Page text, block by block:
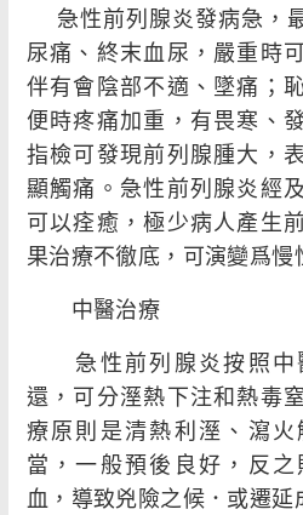
綜合
疾病
急性前列腺炎發病急，
尿痛、終末血尿，嚴重時
伴有會陰部不適、墜痛；
便時疼痛加重，有畏寒、
指檢可發現前列腺腫大，
顯觸痛。急性前列腺炎經
可以痊癒，極少病人產生
果治療不徹底，可演變爲慢
中醫治療
急性前列腺炎按照中
還，可分溼熱下注和熱毒
療原則是清熱利溼、瀉
當，一般預後良好，反
血，導致兇險之候．或遷延